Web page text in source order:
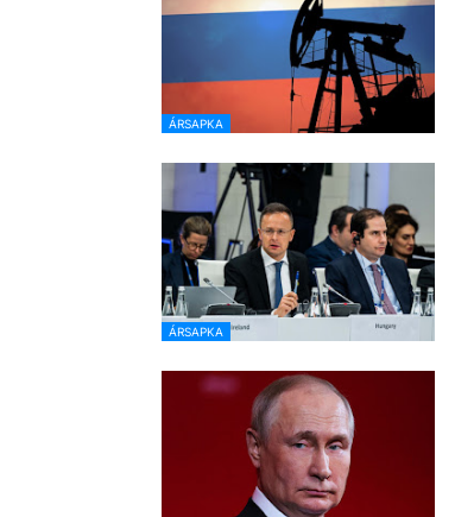
ÁRSAPKA
ÁRSAPKA